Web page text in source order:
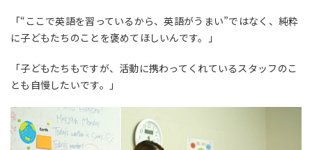
「“ここで英語を習っているから、英語がうまい”ではなく、純粋
に子どもたちのことを褒めてほしいんです。」
「子どもたちもですが、活動に携わってくれているスタッフのこ
とも自慢したいです。」